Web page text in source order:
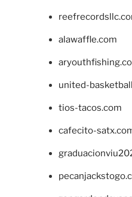
alawaffle.com
united-
tios-tacos.com
cafecito-